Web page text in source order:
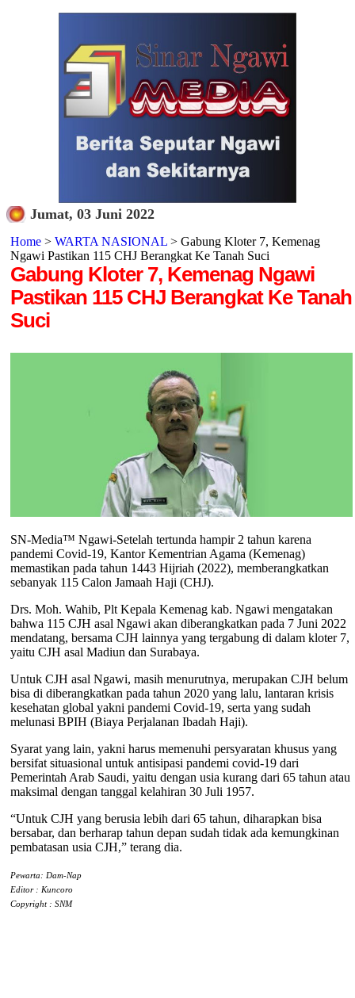
Jumat, 03 Juni 2022
Home> WARTA NASIONAL> Gabung Kloter 7, Kemenag
Ngawi Pastikan 115 CHJ Berangkat Ke Tanah Suci
Gabung Kloter 7, Kemenag Ngawi
Pastikan 115 CHJ Berangkat Ke Tanah
Suci
SN-Media™ Ngawi-Setelah tertunda hampir 2 tahun karena
pandemi Covid-19, Kantor Kementrian Agama (Kemenag)
memastikan pada tahun 1443 Hijriah (2022), memberangkatkan
sebanyak 115 Calon Jamaah Haji (CHJ).
Drs. Moh. Wahib, Plt Kepala Kemenag kab. Ngawi mengatakan
bahwa 115 CJH asal Ngawi akan diberangkatkan pada 7 Juni 2022
mendatang, bersama CJH lainnya yang tergabung di dalam kloter 7,
yaitu CJH asal Madiun dan Surabaya.
Untuk CJH asal Ngawi, masih menurutnya, merupakan CJH belum
bisa di diberangkatkan pada tahun 2020 yang lalu, lantaran krisis
kesehatan global yakni pandemi Covid-19, serta yang sudah
melunasi BPIH (Biaya Perjalanan Ibadah Haji).
Syarat yang lain, yakni harus memenuhi persyaratan khusus yang
bersifat situasional untuk antisipasi pandemi covid-19 dari
Pemerintah Arab Saudi, yaitu dengan usia kurang dari 65 tahun atau
maksimal dengan tanggal kelahiran 30 Juli 1957.
“Untuk CJH yang berusia lebih dari 65 tahun, diharapkan bisa
bersabar, dan berharap tahun depan sudah tidak ada kemungkinan
pembatasan usia CJH,” terang dia.
Pewarta: Dam-Nap
Editor : Kuncoro
Copyright : SNM